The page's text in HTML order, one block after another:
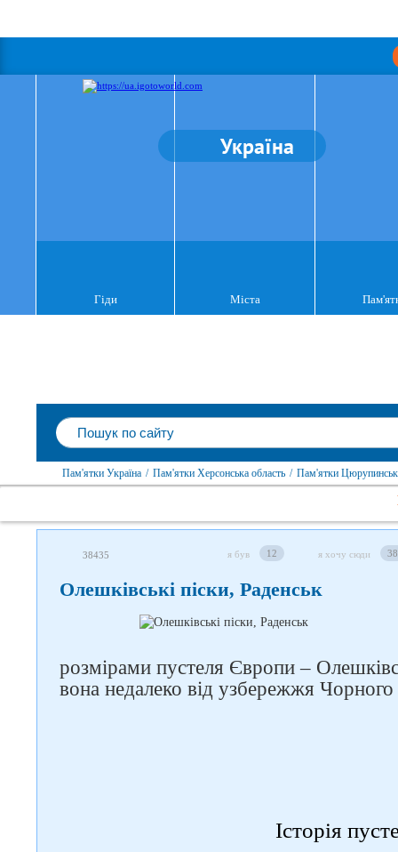
Україна
Гіди Міста
Пам'ятки Україна / Пам'ятки Херсонська область / Пам'ятки
38435 я був 12 я хочу сюди 38
Олешківські піски, Раденськ
розмірами пустеля Європи –
вона недалеко від узбережжя
Історія